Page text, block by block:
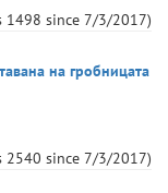
1498 since 7/3/2017)
на гробницата
2540 since 7/3/2017)